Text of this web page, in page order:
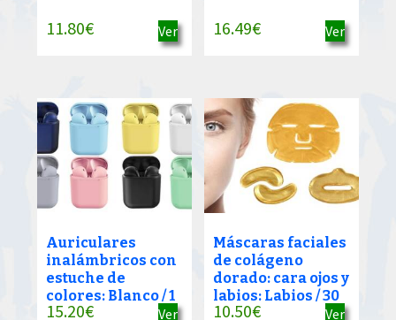
11.80€ Ver 16.49€ Ver
Auriculares
inalámbricos con
estuche de
colores: Blanco / 1
15.20€ Ver
Máscaras faciales
de colágeno
dorado: cara ojos y
labios: Labios / 30
10.50€ Ver